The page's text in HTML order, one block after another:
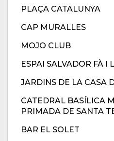
PLAÇA CATALUNYA
CAP MURALLES
MOJO CLUB
ESPAI SALVADOR FÀ I
JARDINS DE LA CASA
CATEDRAL BASÍLICA
PRIMADA DE SANTA
BAR EL SOLET